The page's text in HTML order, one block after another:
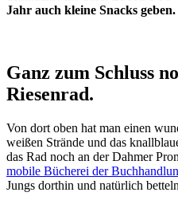
Jahr auch kleine Snacks geben.
Ganz zum Schluss
Riesenrad.
Von dort oben hat man einen
weißen Strände und das
das Rad noch an der Dahmer
mobile Bücherei der
Jungs dorthin und natürlich